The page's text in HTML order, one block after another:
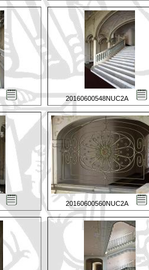
20160600548NUC2A
20160600560NUC2A